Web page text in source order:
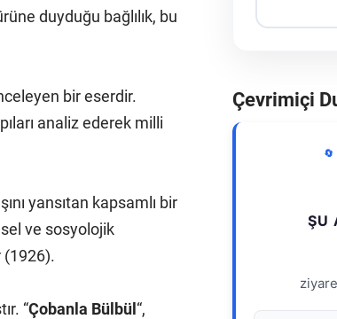
duyduğu bağlılık, bu
bir eserdir.
analiz ederek milli
yansıtan kapsamlı bir
ve sosyolojik
(1926).
“Çobanla Bülbül “,
Çevrimiçi
ŞU